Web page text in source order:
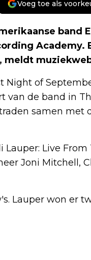
Voeg toe als
band
Academy.
meldt
Night of
van de band in
samen met
Live
Joni Mitchell,
Lauper won er